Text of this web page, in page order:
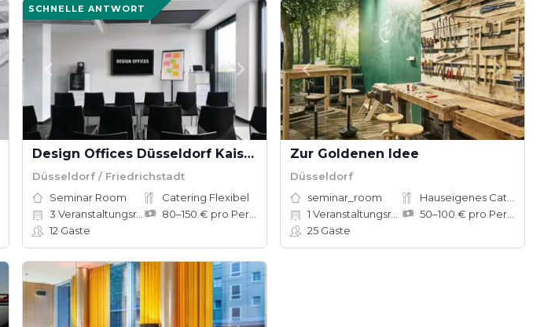
SCHNELLE ANTWORT
Design Offices Düsseldorf Kaiserteich
Düsseldorf / Friedrichstadt
Seminar Room
Catering Flexibel
3 Veranstaltungsräume
12 Gäste
Zur Goldenen Idee
Düsseldorf
seminar_room
1 Veranstaltungsräume
25 Gäste